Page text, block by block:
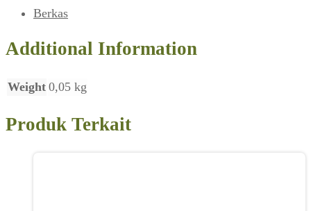
Berkas
Additional Information
Weight 0,05 kg
Produk Terkait